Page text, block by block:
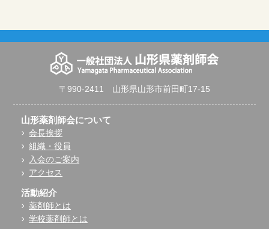
〒990-2411 山形県山形市前田町17-15
山形薬剤師会について
会長挨拶
組織・役員
入会のご案内
アクセス
活動紹介
薬剤師とは
学校薬剤師とは